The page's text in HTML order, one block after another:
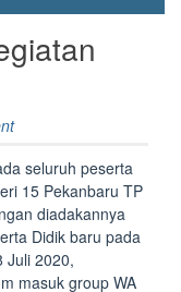
seluruh peserta
15 Pekanbaru TP
diadakannya
Didik baru pada
Juli 2020,
masuk group WA